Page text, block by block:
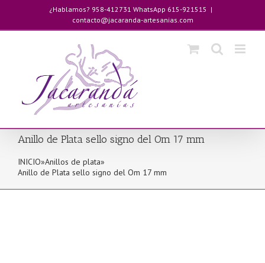
contenido
¿Hablamos? 958-412731 WhatsApp 615-921515 |
contacto@jacaranda-artesanias.com
Anillo de Plata sello signo del Om 17 mm
INICIO»Anillos de plata»
Anillo de Plata sello signo del Om 17 mm